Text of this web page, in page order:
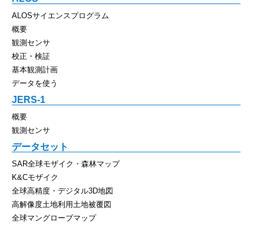
ALOSサイエンスプログラム
概要
観測センサ
校正・検証
基本観測計画
データを使う
JERS-1
概要
観測センサ
データセット
SAR全球モザイク・森林マップ
K&Cモザイク
全球高精度・デジタル3D地図
高解像度土地利用土地被覆図
全球マングローブマップ